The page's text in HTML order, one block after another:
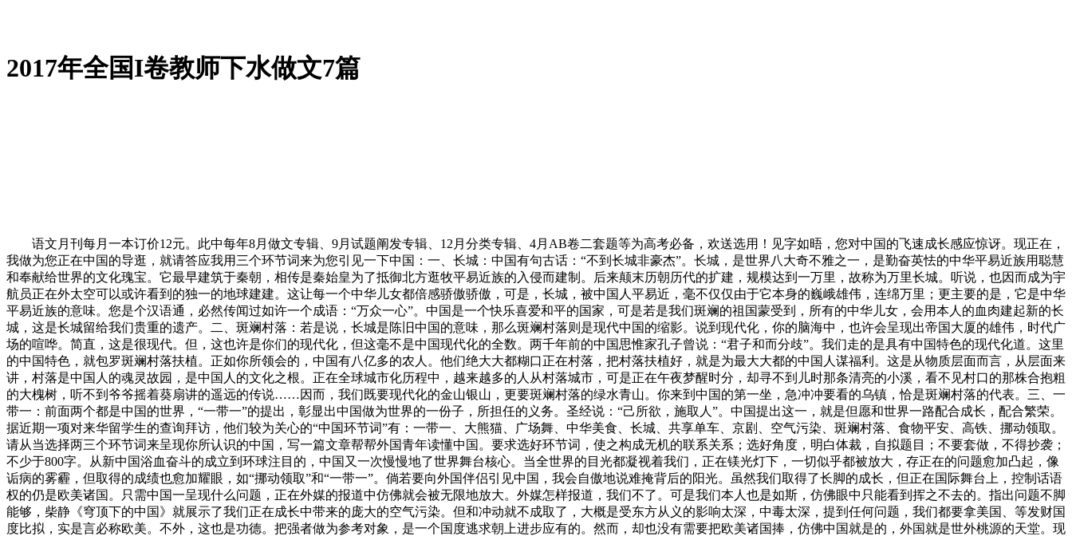
2017年全国I卷教师下水做文7篇
语文月刊每月一本订价12元。此中每年8月做文专辑、9月试题阐发专辑、12月分类专辑、4月AB卷二套题等为高考必备，欢送选用！见字如晤，您对中国的飞速成长感应惊讶。现正在，
我做为您正在中国的导逛，就请答应我用三个环节词来为您引见一下中国：一、长城：中国有句古话：“不到长城非豪杰”。长城，是世界八大奇不雅之一，是勤奋英怯的中华平易近族用聪慧
和奉献给世界的文化瑰宝。它最早建筑于秦朝，相传是秦始皇为了抵御北方逛牧平易近族的入侵而建制。后来颠末历朝历代的扩建，规模达到一万里，故称为万里长城。听说，也因而成为宇
航员正在外太空可以或许看到的独一的地球建建。这让每一个中华儿女都倍感骄傲骄傲，可是，长城，被中国人平易近，毫不仅仅由于它本身的巍峨雄伟，连绵万里；更主要的是，它是中华
平易近族的意味。您是个汉语通，必然传闻过如许一个成语：“万众一心”。中国是一个快乐喜爱和平的国家，可是若是我们斑斓的祖国蒙受到，所有的中华儿女，会用本人的血肉建起新的长
城，这是长城留给我们贵重的遗产。二、斑斓村落：若是说，长城是陈旧中国的意味，那么斑斓村落则是现代中国的缩影。说到现代化，你的脑海中，也许会呈现出帝国大厦的雄伟，时代广
场的喧哗。简直，这是很现代。但，这也许是你们的现代化，但这毫不是中国现代化的全数。两千年前的中国思惟家孔子曾说：“君子和而分歧”。我们走的是具有中国特色的现代化道。这里
的中国特色，就包罗斑斓村落扶植。正如你所领会的，中国有八亿多的农人。他们绝大大都糊口正在村落，把村落扶植好，就是为最大大都的中国人谋福利。这是从物质层面而言，从层面来
讲，村落是中国人的魂灵故园，是中国人的文化之根。正在全球城市化历程中，越来越多的人从村落城市，可是正在午夜梦醒时分，却寻不到儿时那条清亮的小溪，看不见村口的那株合抱粗
的大槐树，听不到爷爷摇着葵扇讲的遥远的传说……因而，我们既要现代化的金山银山，更要斑斓村落的绿水青山。你来到中国的第一坐，急冲冲要看的乌镇，恰是斑斓村落的代表。三、一
带一：前面两个都是中国的世界，“一带一”的提出，彰显出中国做为世界的一份子，所担任的义务。圣经说：“己所欲，施取人”。中国提出这一，就是但愿和世界一路配合成长，配合繁荣。
据近期一项对来华留学生的查询拜访，他们较为关心的“中国环节词”有：一带一、大熊猫、广场舞、中华美食、长城、共享单车、京剧、空气污染、斑斓村落、食物平安、高铁、挪动领取。
请从当选择两三个环节词来呈现你所认识的中国，写一篇文章帮帮外国青年读懂中国。要求选好环节词，使之构成无机的联系关系；选好角度，明白体裁，自拟题目；不要套做，不得抄袭；
不少于800字。从新中国浴血奋斗的成立到环球注目的，中国又一次慢慢地了世界舞台核心。当全世界的目光都凝视着我们，正在镁光灯下，一切似乎都被放大，存正在的问题愈加凸起，像
诟病的雾霾，但取得的成绩也愈加耀眼，如“挪动领取”和“一带一”。倘若要向外国伴侣引见中国，我会自傲地说难掩背后的阳光。虽然我们取得了长脚的成长，但正在国际舞台上，控制话语
权的仍是欧美诸国。只需中国一呈现什么问题，正在外媒的报道中仿佛就会被无限地放大。外媒怎样报道，我们不了。可是我们本人也是如斯，仿佛眼中只能看到挥之不去的。指出问题不脚
能够，柴静《穹顶下的中国》就展示了我们正在成长中带来的庞大的空气污染。但和冲动就不成取了，大概是受东方从义的影响太深，中毒太深，提到任何问题，我们都要拿美国、等发财国
度比拟，实是言必称欧美。不外，这也是功德。把强者做为参考对象，是一个国度逃求朝上进步应有的。然而，却也没有需要把欧美诸国捧，仿佛中国就是的，外国就是世外桃源的天堂。现